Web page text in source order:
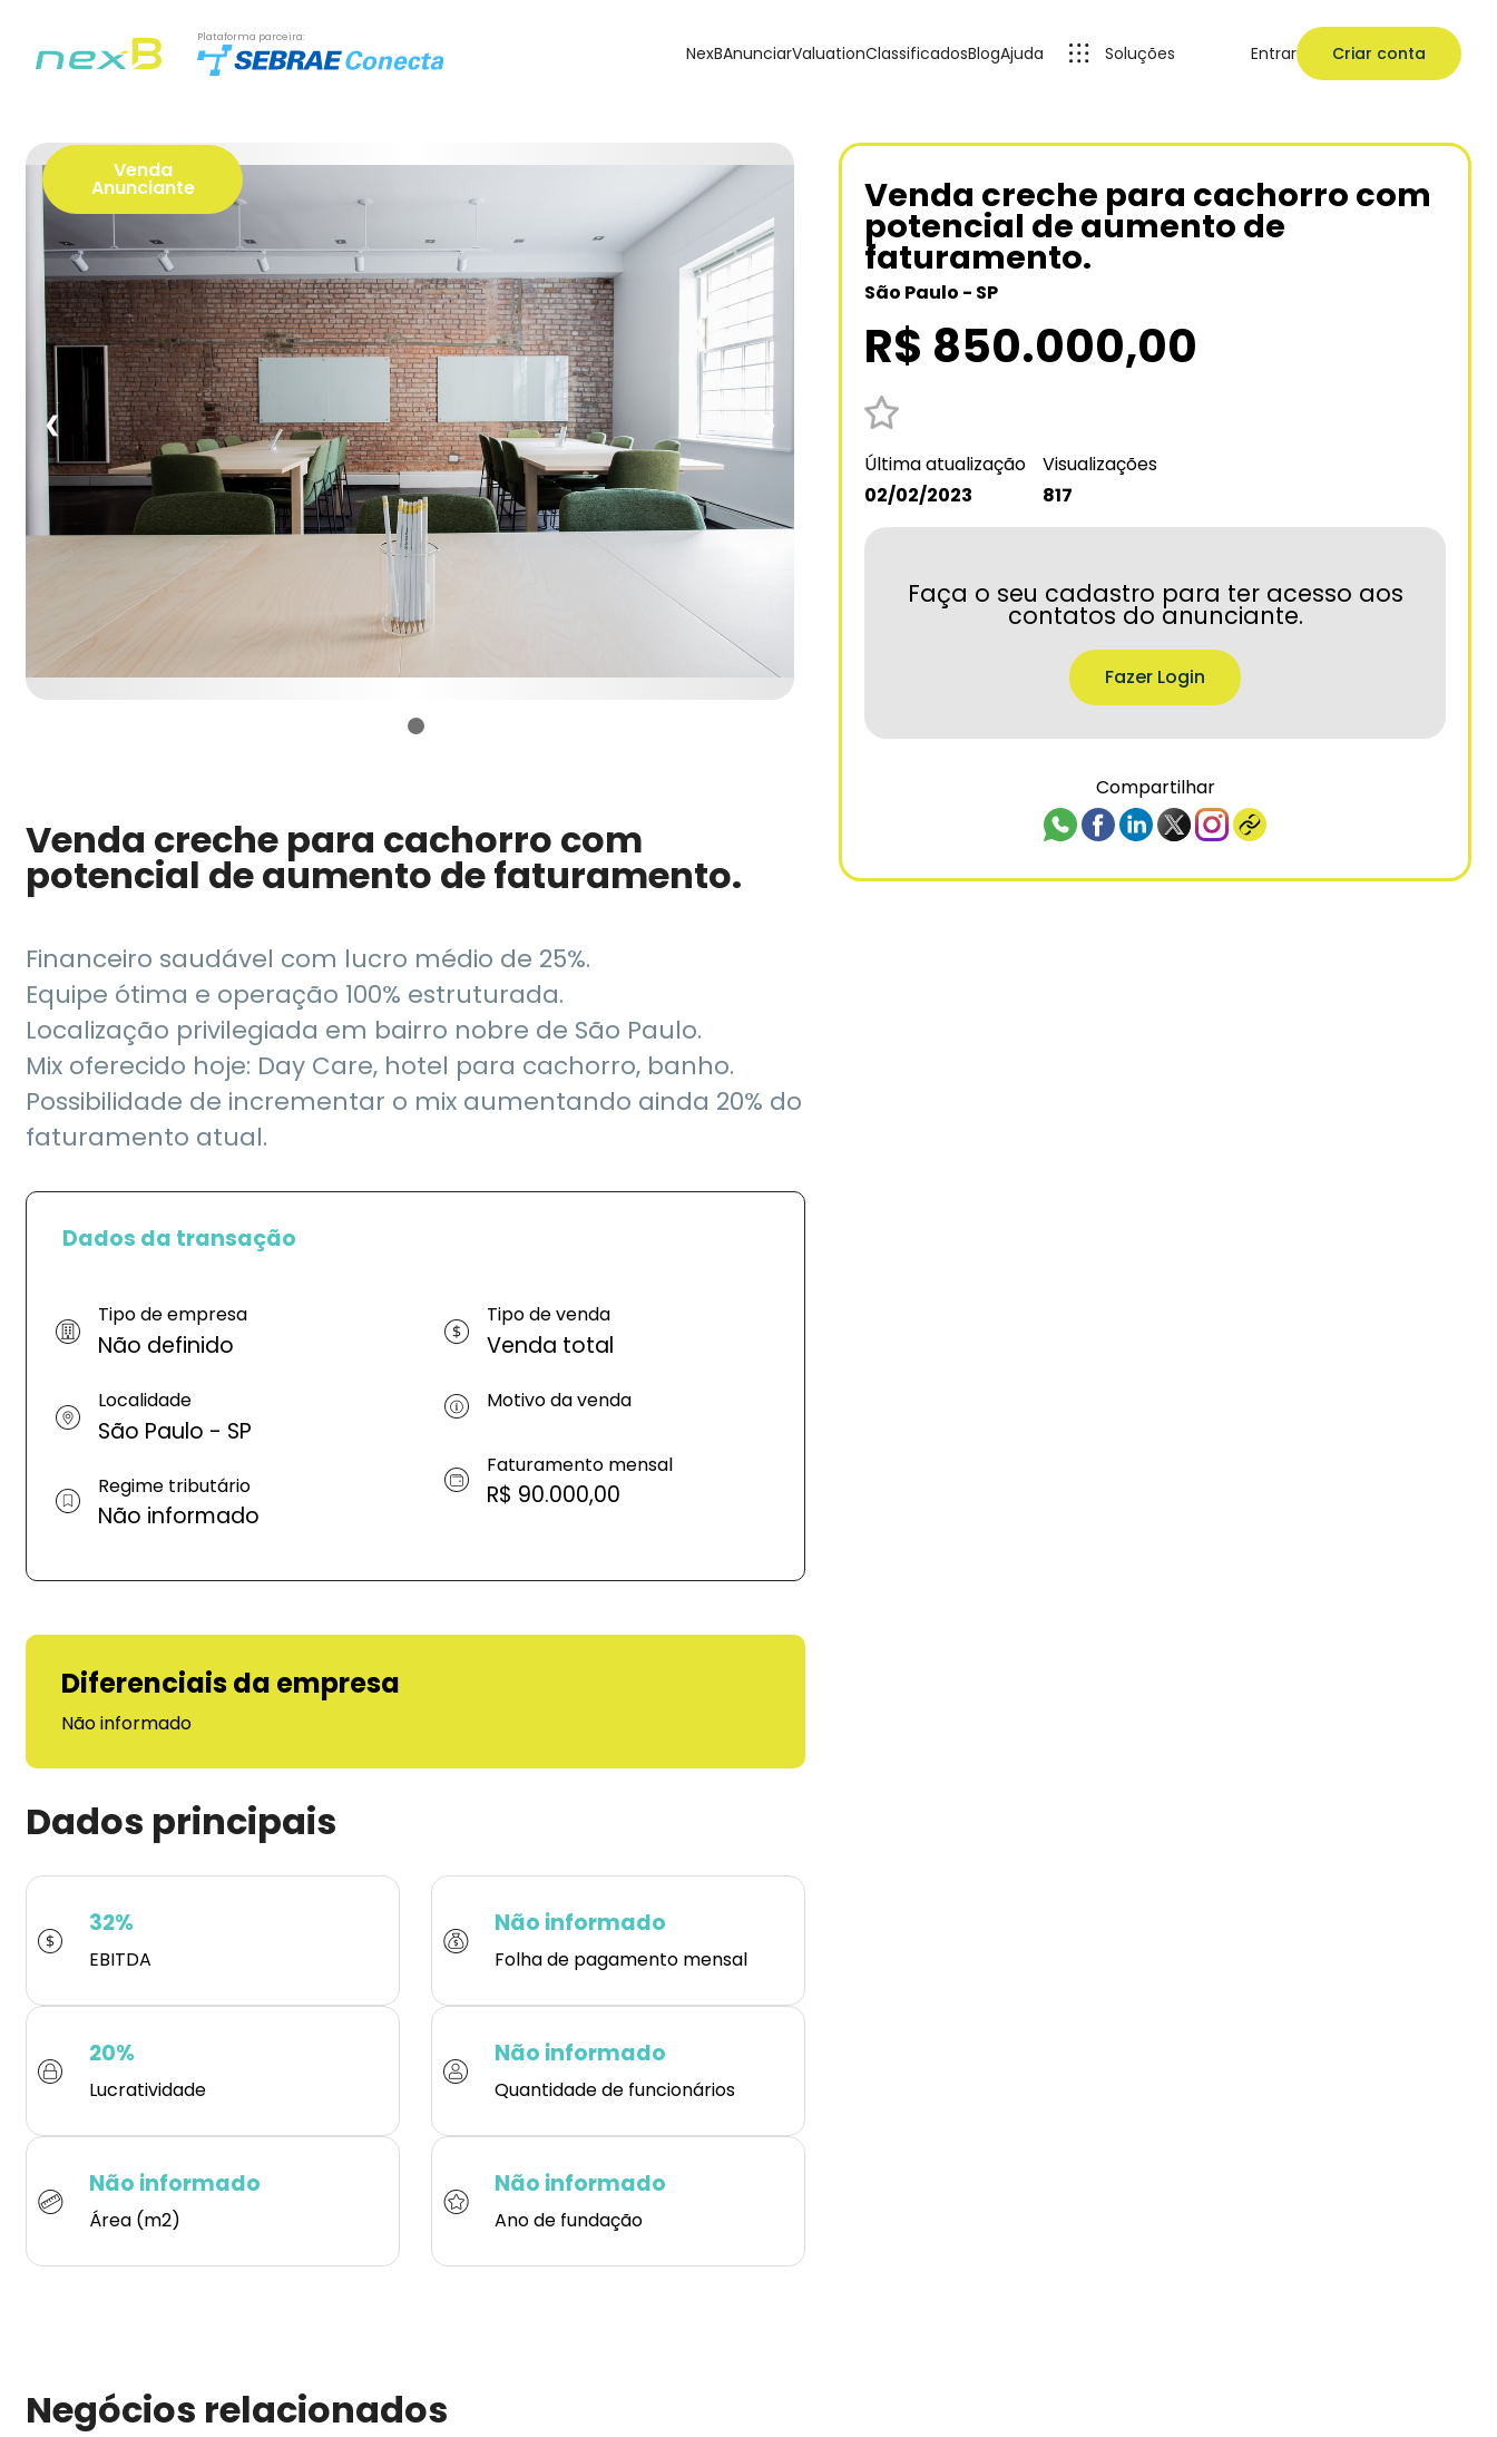
Plataforma parceira:
NexBAnunciarValuationClassificadosBlogAjuda Soluções Entrar Criar conta
Venda
Anunciante
❮ ❯
Venda creche para cachorro com
potencial de aumento de
faturamento.
São Paulo - SP
R$ 850.000,00
Última atualização
02/02/2023
Visualizações
817
Faça o seu cadastro para ter acesso aos
contatos do anunciante.
Fazer Login
Compartilhar
Venda creche para cachorro com
potencial de aumento de faturamento.
Financeiro saudável com lucro médio de 25%.
Equipe ótima e operação 100% estruturada.
Localização privilegiada em bairro nobre de São Paulo.
Mix oferecido hoje: Day Care, hotel para cachorro, banho.
Possibilidade de incrementar o mix aumentando ainda 20% do
faturamento atual.
Dados da transação
Tipo de empresa
Não definido
Localidade
São Paulo - SP
Regime tributário
Não informado
Tipo de venda
Venda total
Motivo da venda
Faturamento mensal
R$ 90.000,00
Diferenciais da empresa
Não informado
Dados principais
32%
EBITDA
Não informado
Folha de pagamento mensal
20%
Lucratividade
Não informado
Quantidade de funcionários
Não informado
Área (m2)
Não informado
Ano de fundação
Negócios relacionados